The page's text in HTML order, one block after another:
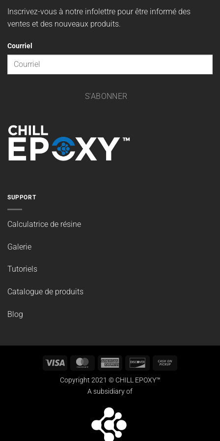
SUPPORT
Calculatrice de résine
Galerie
Tutoriels
Catalogue de produits
Blog
Inscrivez-vous à notre infolettre pour être informé des
ventes et des nouveaux produits.
Courriel
S'ABONNER
Visa MasterCardAmerican
Discover
Copyright 2021 © CHILL EPOXY™
A subsidiary of